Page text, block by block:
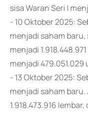
sisa Waran Seri I
- 10 Oktober 2025:
menjadi saham
menjadi
menjadi 479.051.029
- 13 Oktober 2025:
menjadi saham
1.918.473.916